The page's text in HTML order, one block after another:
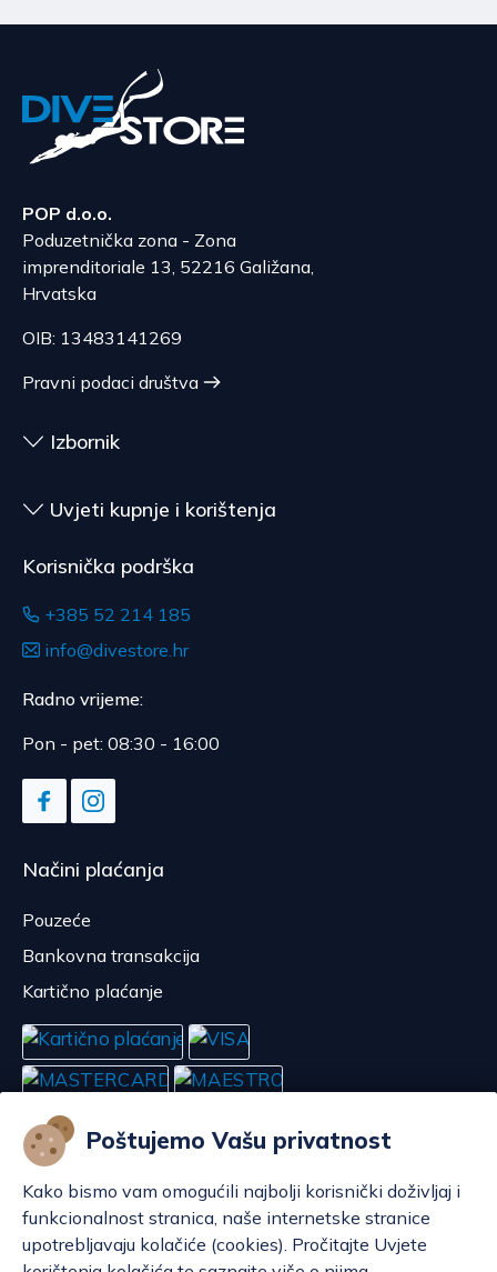
Poštujemo Vašu privatnost
Kako bismo vam omogućili najbolji korisnički doživljaj i
funkcionalnost stranica, naše internetske stranice
upotrebljavaju kolačiće (cookies). Pročitajte Uvjete
POP d.o.o.
Poduzetnička zona - Zona
imprenditoriale 13, 52216 Galižana,
Hrvatska
OIB: 13483141269
Pravni podaci društva
Izbornik
Uvjeti kupnje i korištenja
Korisnička podrška
+385 52 214 185
info@divestore.hr
Radno vrijeme:
Pon - pet: 08:30 - 16:00
Načini plaćanja
Pouzeće
Bankovna transakcija
Kartično plaćanje